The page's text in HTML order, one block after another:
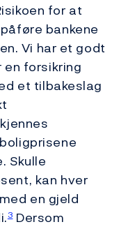
for at
bankene
Vi har et godt
forsikring
et tilbakeslag
Skulle
kan hver
en gjeld
3Dersom